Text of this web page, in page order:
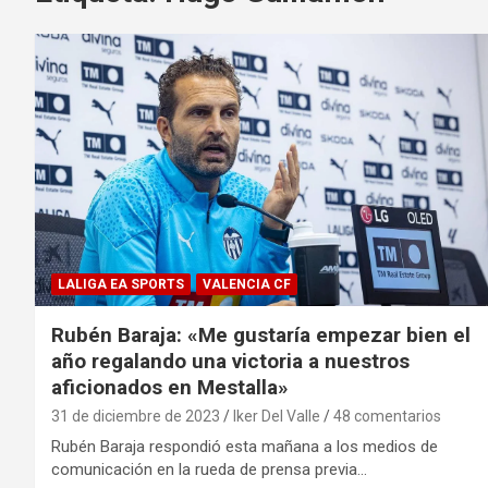
LALIGA EA SPORTS VALENCIA CF
Rubén Baraja: «Me gustaría empezar bien el
año regalando una victoria a nuestros
aficionados en Mestalla»
31 de diciembre de 2023 Iker Del Valle 48 comentarios
Rubén Baraja respondió esta mañana a los medios de
comunicación en la rueda de prensa previa…